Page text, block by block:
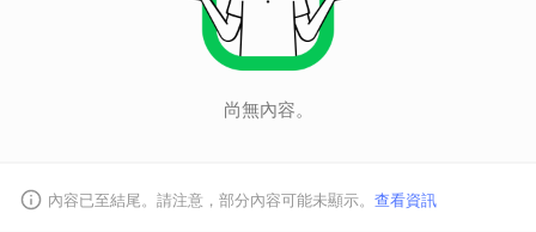
尚無內容。
內容已至結尾。請注意，部分內容可能未顯示。 查看資訊